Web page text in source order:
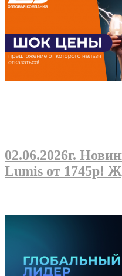
02.06.2026г.
Lumis от 1745р!